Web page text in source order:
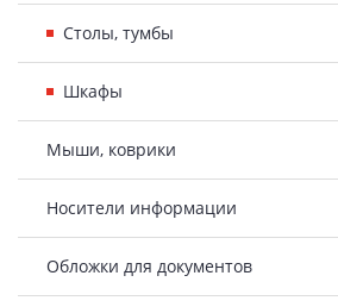
Столы, тумбы
Шкафы
Мыши, коврики
Носители информации
Обложки для документов